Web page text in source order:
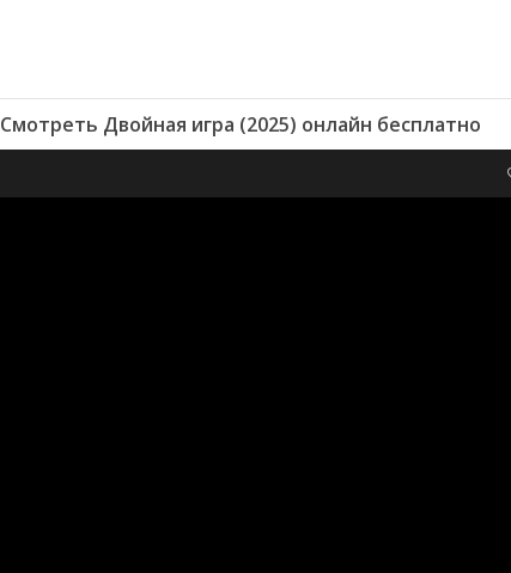
Смотреть Двойная игра (2025) онлайн бесплатно